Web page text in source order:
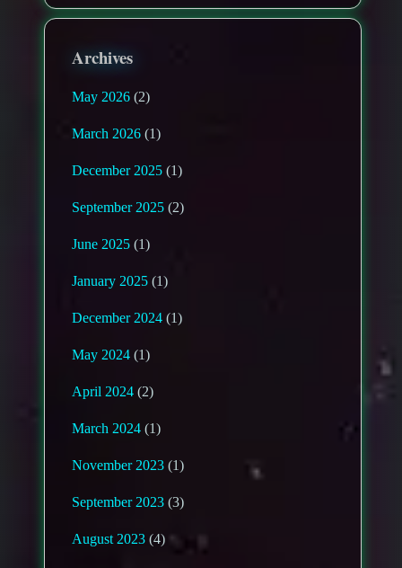
Archives
May 2026 (2)
March 2026 (1)
December 2025 (1)
September 2025 (2)
June 2025 (1)
January 2025 (1)
December 2024 (1)
May 2024 (1)
April 2024 (2)
March 2024 (1)
November 2023 (1)
September 2023 (3)
August 2023 (4)